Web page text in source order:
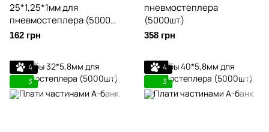
25*1,25*1мм для
пневмостеплера (5000
шт)
162 грн
пневмостеплера
(5000шт)
358 грн
4
3
4
3